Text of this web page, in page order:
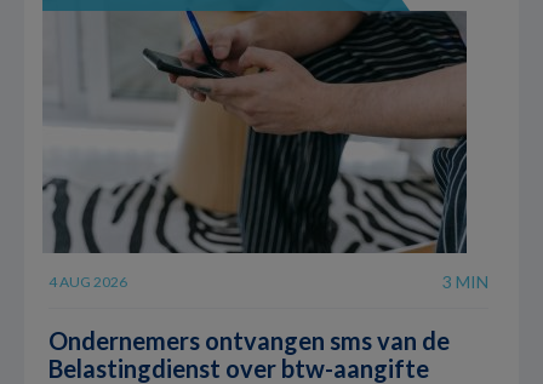
4 AUG 2026 3 MIN
Ondernemers ontvangen sms van de
Belastingdienst over btw-aangifte